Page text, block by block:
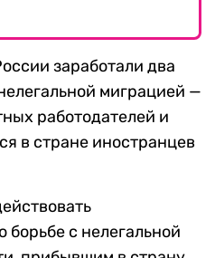
заработали два
миграцией —
работодателей и
в стране иностранцев
с нелегальной